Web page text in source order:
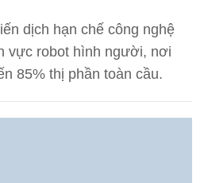
dịch hạn chế công nghệ
vực robot hình người, nơi
85% thị phần toàn cầu.